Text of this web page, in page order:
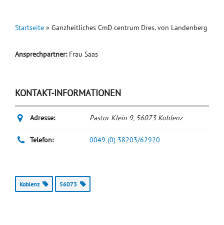
Startseite » Ganzheitliches CmD centrum Dres. von Landenberg
Ansprechpartner: Frau Saas
KONTAKT-INFORMATIONEN
Adresse: Pastor Klein 9, 56073Koblenz
Telefon: 0049 (0) 38203/62920
Koblenz 56073